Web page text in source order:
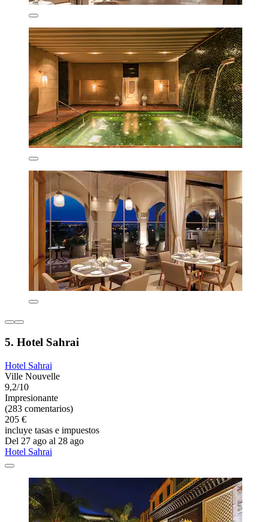
5. Hotel Sahrai
Hotel Sahrai
Ville Nouvelle
9,2/10
Impresionante
(283 comentarios)
205 €
incluye tasas e impuestos
Del 27 ago al 28 ago
Hotel Sahrai